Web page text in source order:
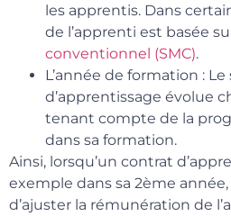
les apprentis. Dans
de l’apprenti est basée
conventionnel (SMC).
L’année de formation :
d’apprentissage évolue
tenant compte de la
dans sa formation.
Ainsi, lorsqu’un contrat
exemple dans sa 2ème
d’ajuster la rémunération de